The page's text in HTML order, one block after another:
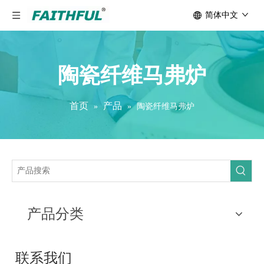
简体中文
陶瓷纤维马弗炉
首页 » 产品 » 陶瓷纤维马弗炉
产品分类
联系我们